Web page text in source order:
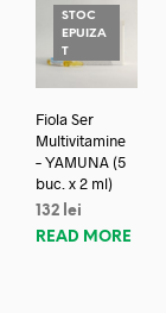
STOC
EPUIZA
T
Fiola Ser
Multivitamine
– YAMUNA (5
buc. x 2 ml)
132 lei
READ MORE